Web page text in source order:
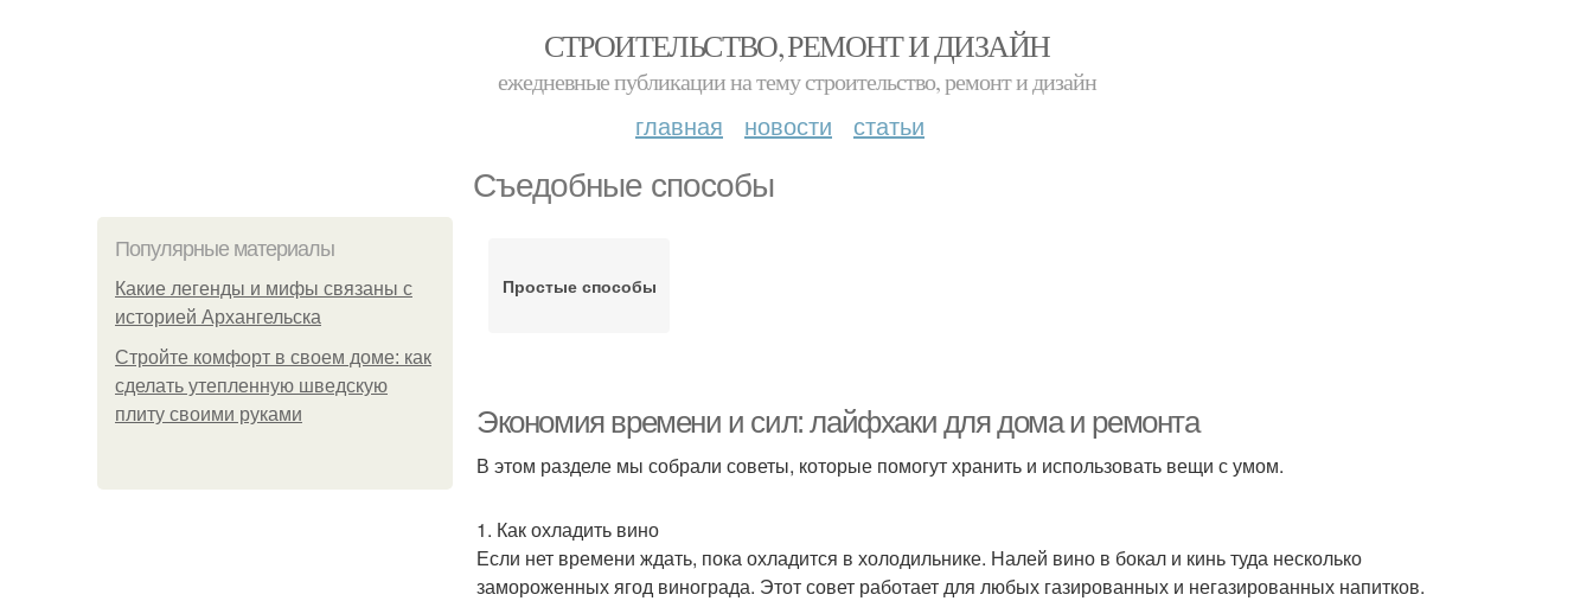
СТРОИТЕЛЬСТВО, РЕМОНТ И ДИЗАЙН
ежедневные публикации на тему строительство, ремонт и дизайн
главная новости статьи
Съедобные способы
Популярные материалы
Какие легенды и мифы связаны с
историей Архангельска
Стройте комфорт в своем доме: как
сделать утепленную шведскую
плиту своими руками
Простые способы
Экономия времени и сил: лайфхаки для дома и ремонта
В этом разделе мы собрали советы, которые помогут хранить и использовать вещи с умом.
1. Как охладить вино
Если нет времени ждать, пока охладится в холодильнике. Налей вино в бокал и кинь туда несколько
замороженных ягод винограда. Этот совет работает для любых газированных и негазированных напитков.